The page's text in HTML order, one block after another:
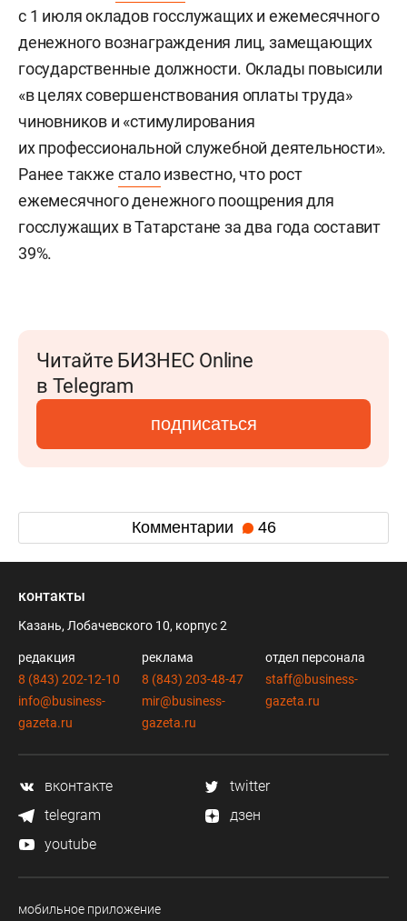
с 1 июля окладов госслужащих и ежемесячного
денежного вознаграждения лиц, замещающих
государственные должности. Оклады повысили
«в целях совершенствования оплаты труда»
чиновников и «стимулирования
их профессиональной служебной деятельности».
Ранее также сталоизвестно, что рост
ежемесячного денежного поощрения для
госслужащих в Татарстане за два года составит
39%.
Читайте БИЗНЕС Online
в Telegram
подписаться
Комментарии 46
контакты
Казань, Лобачевского 10, корпус 2
редакция
8 (843) 202-12-10
info@business-
gazeta.ru
реклама
8 (843) 203-48-47
mir@business-
gazeta.ru
отдел персонала
staff@business-
gazeta.ru
вконтакте
twitter
telegram
дзен
youtube
мобильное приложение